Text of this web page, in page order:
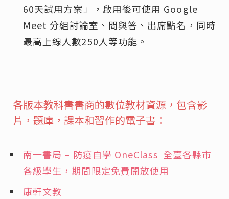
60天試用方案」，啟用後可使用 Google
Meet 分組討論室、問與答、出席點名，同時
最高上線人數250人等功能。
各版本教科書書商的數位教材資源，包含影
片，題庫，課本和習作的電子書：
南一書局 – 防疫自學 OneClass 全臺各縣市
各級學生，期間限定免費開放使用
康軒文教